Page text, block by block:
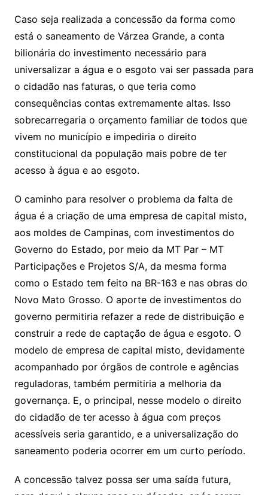
Caso seja realizada a concessão da forma como
está o saneamento de Várzea Grande, a conta
bilionária do investimento necessário para
universalizar a água e o esgoto vai ser passada para
o cidadão nas faturas, o que teria como
consequências contas extremamente altas. Isso
sobrecarregaria o orçamento familiar de todos que
vivem no município e impediria o direito
constitucional da população mais pobre de ter
acesso à água e ao esgoto.
O caminho para resolver o problema da falta de
água é a criação de uma empresa de capital misto,
aos moldes de Campinas, com investimentos do
Governo do Estado, por meio da MT Par – MT
Participações e Projetos S/A, da mesma forma
como o Estado tem feito na BR-163 e nas obras do
Novo Mato Grosso. O aporte de investimentos do
governo permitiria refazer a rede de distribuição e
construir a rede de captação de água e esgoto. O
modelo de empresa de capital misto, devidamente
acompanhado por órgãos de controle e agências
reguladoras, também permitiria a melhoria da
governança. E, o principal, nesse modelo o direito
do cidadão de ter acesso à água com preços
acessíveis seria garantido, e a universalização do
saneamento poderia ocorrer em um curto período.
A concessão talvez possa ser uma saída futura,